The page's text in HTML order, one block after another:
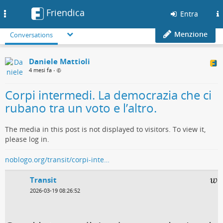
Friendica Entra
Conversations Menzione
Daniele Mattioli
4 mesi fa •
Corpi intermedi. La democrazia che ci
rubano tra un voto e l’altro.
The media in this post is not displayed to visitors. To view it,
please log in.
noblogo.org/transit/corpi-inte…
Transit
2026-03-19 08:26:52